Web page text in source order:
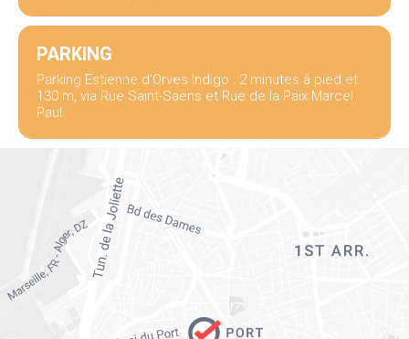
PARKING
Parking Estienne d'Orves Indigo : 2 minutes à pied et
130 m, via Rue Saint-Saëns et Rue de la Paix Marcel
Paul.